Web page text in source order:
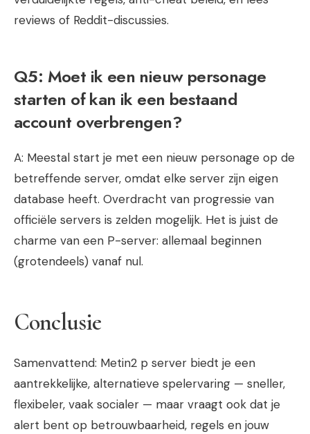
reviews of Reddit-discussies.
Q5: Moet ik een nieuw personage
starten of kan ik een bestaand
account overbrengen?
A: Meestal start je met een nieuw personage op de
betreffende server, omdat elke server zijn eigen
database heeft. Overdracht van progressie van
officiële servers is zelden mogelijk. Het is juist de
charme van een P-server: allemaal beginnen
(grotendeels) vanaf nul.
Conclusie
Samenvattend: Metin2 p server biedt je een
aantrekkelijke, alternatieve spelervaring — sneller,
flexibeler, vaak socialer — maar vraagt ook dat je
alert bent op betrouwbaarheid, regels en jouw